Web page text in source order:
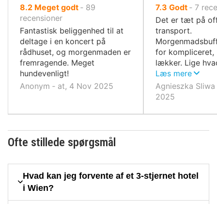
8.2 ud
af
10,
Meget godt ‐ 89
recensioner
Fantastisk beliggenhed til at
deltage i en koncert på
rådhuset, og morgenmaden er
fremragende. Meget
hundevenligt!
Anonym ‐ at, 4 Nov 2025
7.3 ud
af
10,
Godt ‐ 7
Det er tæt på
transport.
for kompliceret,
lækker. Lige
brug for.
og hjælpsomt.
Læs mere
Agnieszka
2025
Ofte stillede spørgsmål
Hvad kan jeg forvente af et 3-stjernet hotel
i Wien?